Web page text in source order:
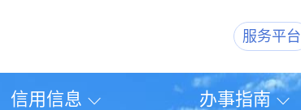
服务平台
信用信息 办事指南